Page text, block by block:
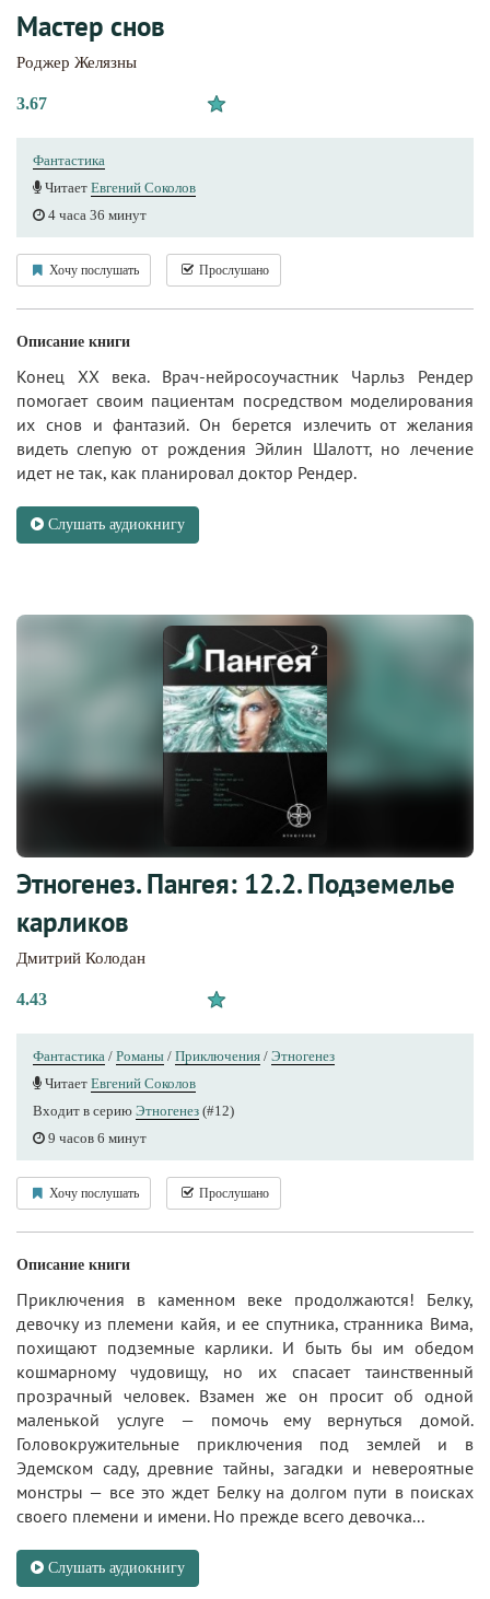
Мастер снов
Роджер Желязны
3.67
Фантастика
Читает Евгений Соколов
4 часа 36 минут
Хочу послушать Прослушано
Описание книги
Конец XX века. Врач-нейросоучастник Чарльз Рендер
помогает своим пациентам посредством моделирования
их снов и фантазий. Он берется излечить от желания
видеть слепую от рождения Эйлин Шалотт, но лечение
идет не так, как планировал доктор Рендер.
Слушать аудиокнигу
Этногенез. Пангея: 12.2. Подземелье
карликов
Дмитрий Колодан
4.43
Фантастика / Романы / Приключения / Этногенез
Читает Евгений Соколов
Входит в серию Этногенез (#12)
9 часов 6 минут
Хочу послушать Прослушано
Описание книги
Приключения в каменном веке продолжаются! Белку,
девочку из племени кайя, и ее спутника, странника Вима,
похищают подземные карлики. И быть бы им обедом
кошмарному чудовищу, но их спасает таинственный
прозрачный человек. Взамен же он просит об одной
маленькой услуге — помочь ему вернуться домой.
Головокружительные приключения под землей и в
Эдемском саду, древние тайны, загадки и невероятные
монстры — все это ждет Белку на долгом пути в поисках
своего племени и имени. Но прежде всего девочка...
Слушать аудиокнигу